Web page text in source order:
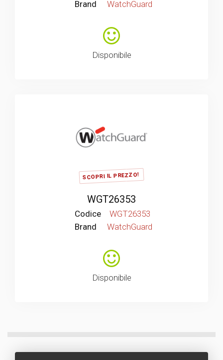
Brand WatchGuard
Disponibile
SCOPRI IL PREZZO!
WGT26353
Codice
WGT26353
Brand
WatchGuard
Disponibile